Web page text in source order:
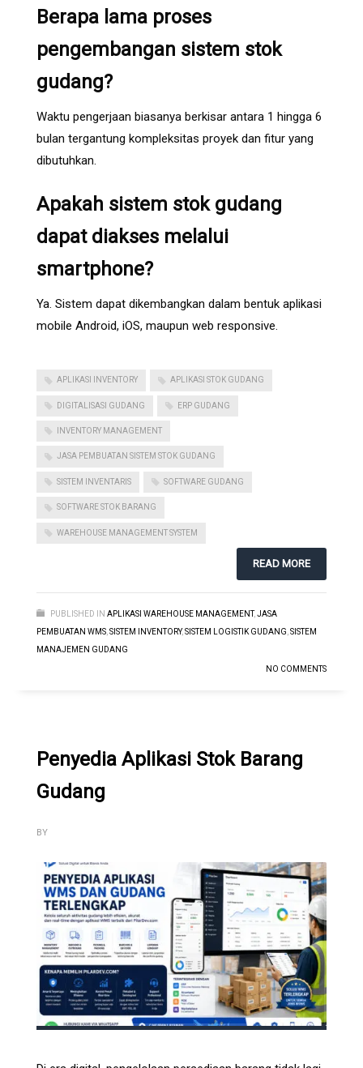
Berapa lama proses
pengembangan sistem stok
gudang?
Waktu pengerjaan biasanya berkisar antara 1 hingga 6
bulan tergantung kompleksitas proyek dan fitur yang
dibutuhkan.
Apakah sistem stok gudang
dapat diakses melalui
smartphone?
Ya. Sistem dapat dikembangkan dalam bentuk aplikasi
mobile Android, iOS, maupun web responsive.
APLIKASI INVENTORY APLIKASI STOK GUDANG
DIGITALISASI GUDANG ERP GUDANG
INVENTORY MANAGEMENT
JASA PEMBUATAN SISTEM STOK GUDANG
SISTEM INVENTARIS SOFTWARE GUDANG
SOFTWARE STOK BARANG
WAREHOUSE MANAGEMENT SYSTEM
READ MORE
PUBLISHED IN APLIKASI WAREHOUSE MANAGEMENT,JASA
PEMBUATAN WMS SISTEM INVENTORY,SISTEM LOGISTIK GUDANG SISTEM
MANAJEMEN GUDANG
NO COMMENTS
Penyedia Aplikasi Stok Barang
Gudang
BY